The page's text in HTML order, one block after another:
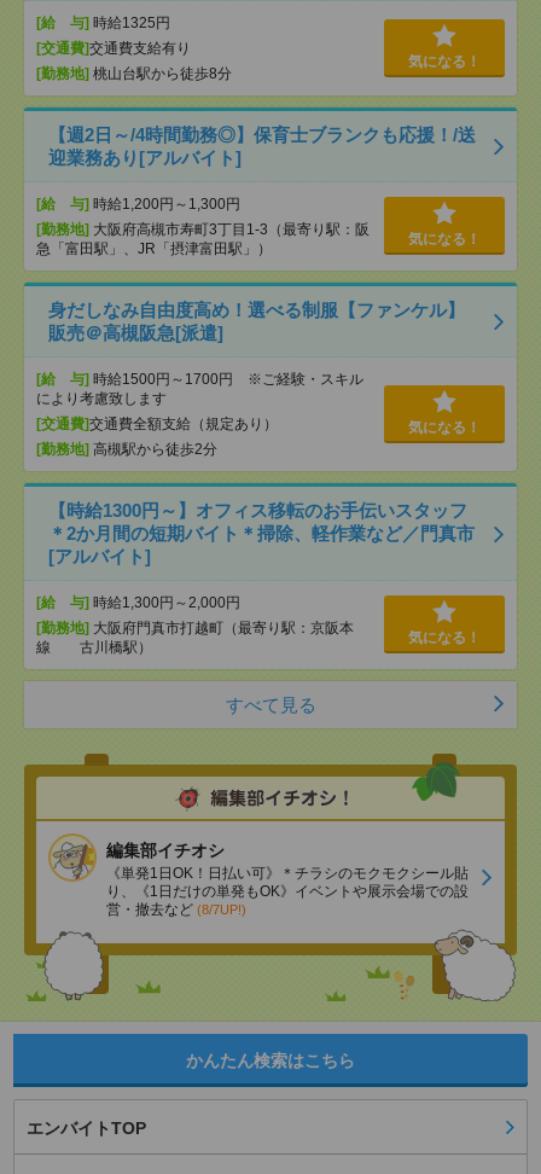
[給 与] 時給1325円
[交通費]交通費支給有り
[勤務地] 桃山台駅から徒歩8分
気になる！
【週2日～/4時間勤務◎】保育士ブランクも応援！/送
迎業務あり[アルバイト]
[給 与] 時給1,200円～1,300円
[勤務地] 大阪府高槻市寿町3丁目1-3（最寄り駅：阪
急「富田駅」、JR「摂津富田駅」）
気になる！
身だしなみ自由度高め！選べる制服【ファンケル】
販売＠高槻阪急[派遣]
[給 与] 時給1500円～1700円 ※ご経験・スキル
により考慮致します
[交通費]交通費全額支給（規定あり）
[勤務地] 高槻駅から徒歩2分
気になる！
【時給1300円～】オフィス移転のお手伝いスタッフ
＊2か月間の短期バイト＊掃除、軽作業など／門真市
[アルバイト]
[給 与] 時給1,300円～2,000円
[勤務地] 大阪府門真市打越町（最寄り駅：京阪本
線 古川橋駅）
気になる！
すべて見る
編集部イチオシ
《単発1日OK！日払い可》＊チラシのモクモクシール貼
り、《1日だけの単発もOK》イベントや展示会場での設
営・撤去など (8/7UP!)
かんたん検索はこちら
エンバイトTOP